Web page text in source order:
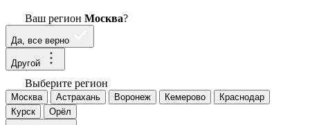
Ваш регион Москва?
Да, все верно
Другой
Выберите регион
Москва Астрахань Воронеж Кемерово
Краснодар
Курск
Орёл